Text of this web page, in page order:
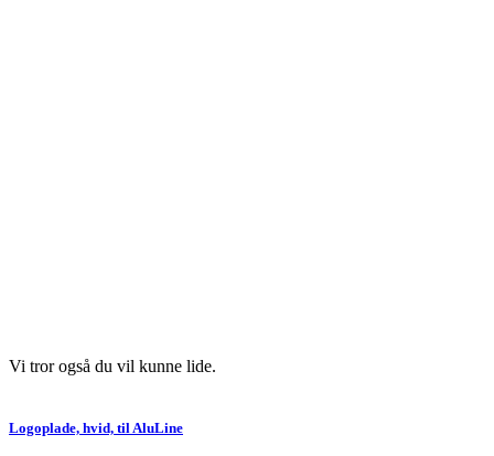
Vi tror også du vil kunne lide.
Logoplade, hvid, til AluLine